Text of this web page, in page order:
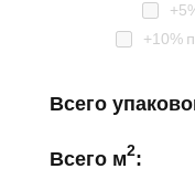
+10%
Всего
Всего м2: